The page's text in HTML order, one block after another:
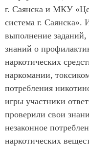
г. Саянска и МКУ
система г. Саянска».
выполнение
знаний о
наркотических
наркомании,
потребления
игры участники
проверили свои
незаконное
наркотических